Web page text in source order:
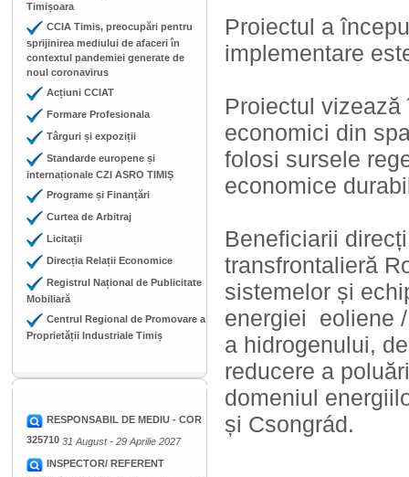
Timișoara
CCIA Timis, preocupări pentru
sprijinirea mediului de afaceri în
contextul pandemiei generate de
noul coronavirus
Acțiuni CCIAT
Formare Profesionala
Târguri și expoziții
Standarde europene și
internaționale CZI ASRO TIMIȘ
Programe și Finanțări
Curtea de Arbitraj
Licitații
Direcția Relații Economice
Registrul Național de Publicitate
Mobiliară
Centrul Regional de Promovare a
Proprietății Industriale Timiș
RESPONSABIL DE MEDIU - COR
325710 31 August - 29 Aprilie 2027
INSPECTOR/ REFERENT
Proiectul a
implementare
Proiectul
economici din
folosi sursele
economice
Beneficiarii
transfrontalieră
sistemelor și
energiei eoliene
a hidrogenului,
reducere a
domeniul
și Csongrád.